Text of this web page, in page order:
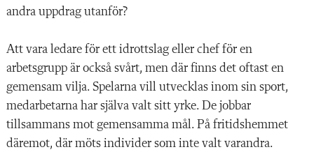
andra uppdrag utanför?
Att vara ledare för ett idrottslag eller chef för en
arbetsgrupp är också svårt, men där finns det oftast en
gemensam vilja. Spelarna vill utvecklas inom sin sport,
medarbetarna har själva valt sitt yrke. De jobbar
tillsammans mot gemensamma mål. På fritidshemmet
däremot, där möts individer som inte valt varandra.